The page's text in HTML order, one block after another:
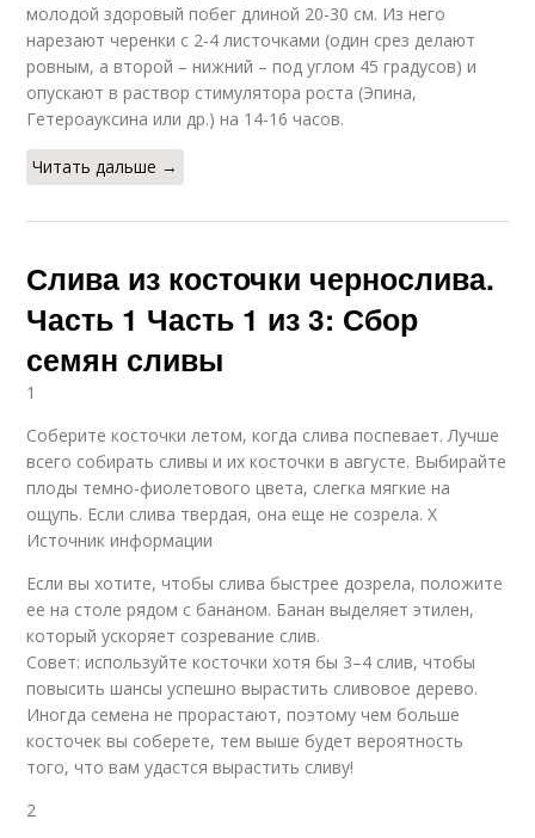
молодой здоровый побег длиной 20-30 см. Из него
нарезают черенки с 2-4 листочками (один срез делают
ровным, а второй – нижний – под углом 45 градусов) и
опускают в раствор стимулятора роста (Эпина,
Гетероауксина или др.) на 14-16 часов.
Читать дальше →
Слива из косточки чернослива.
Часть 1 Часть 1 из 3: Сбор
семян сливы
1
Соберите косточки летом, когда слива поспевает. Лучше
всего собирать сливы и их косточки в августе. Выбирайте
плоды темно-фиолетового цвета, слегка мягкие на
ощупь. Если слива твердая, она еще не созрела. X
Источник информации
Если вы хотите, чтобы слива быстрее дозрела, положите
ее на столе рядом с бананом. Банан выделяет этилен,
который ускоряет созревание слив.
Совет: используйте косточки хотя бы 3–4 слив, чтобы
повысить шансы успешно вырастить сливовое дерево.
Иногда семена не прорастают, поэтому чем больше
косточек вы соберете, тем выше будет вероятность
того, что вам удастся вырастить сливу!
2